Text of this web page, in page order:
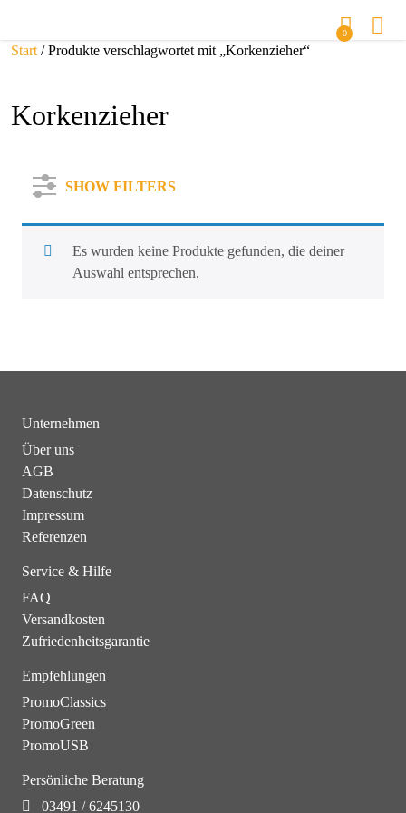
0
Start / Produkte verschlagwortet mit „Korkenzieher“
Korkenzieher
SHOW FILTERS
Es wurden keine Produkte gefunden, die deiner
Auswahl entsprechen.
Unternehmen
Über uns
AGB
Datenschutz
Impressum
Referenzen
Service & Hilfe
FAQ
Versandkosten
Zufriedenheitsgarantie
Empfehlungen
PromoClassics
PromoGreen
PromoUSB
Persönliche Beratung
03491 / 6245130